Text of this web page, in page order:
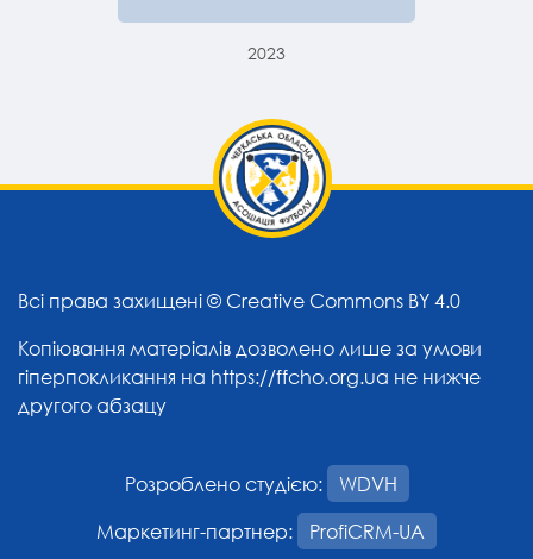
2023
Всі права захищені © Creative Commons BY 4.0
Копіювання матеріалів дозволено лише за умови
гіперпокликання на https://ffcho.org.ua не нижче
другого абзацу
Розроблено студією:
WDVH
Маркетинг-партнер:
ProfiCRM-UA